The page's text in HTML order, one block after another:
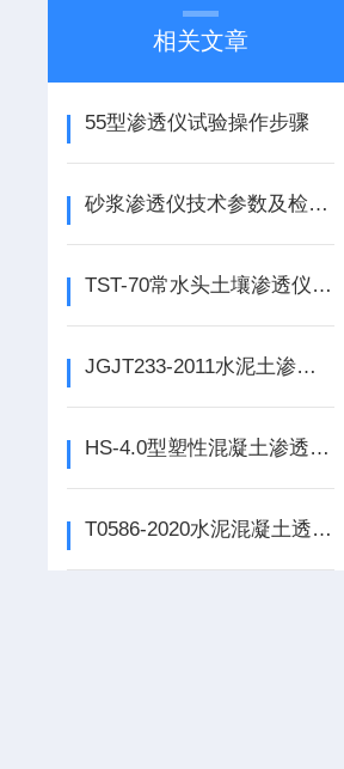
相关文章
55型渗透仪试验操作步骤
砂浆渗透仪技术参数及检验方法
TST-70常水头土壤渗透仪技术参数
JGJT233-2011水泥土渗透试验仪详细操作步骤
HS-4.0型塑性混凝土渗透仪技术参数
T0586-2020水泥混凝土透水系数试验方法